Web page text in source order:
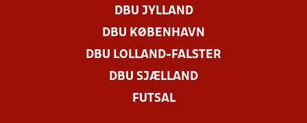
DBU JYLLAND
DBU KØBENHAVN
DBU LOLLAND-FALSTER
DBU SJÆLLAND
FUTSAL